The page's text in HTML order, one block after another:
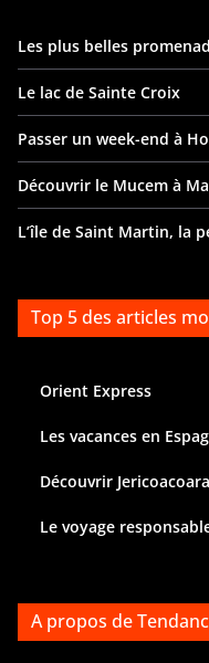
Les plus belles
Le lac de Sainte Croix
Passer un week-end à
Découvrir le Mucem à
L’île de Saint Martin, la
Top 5 des articles
Orient Express
Les vacances en
Découvrir
Le voyage
A propos de